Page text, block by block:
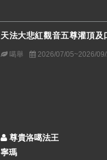
天法大悲紅觀音五尊灌頂及
噶舉 2026/07/05~2026/
尊貴洛噶法王
寧瑪